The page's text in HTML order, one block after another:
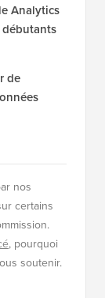
Analytics
débutants
de
nos
certains
, pourquoi
soutenir.